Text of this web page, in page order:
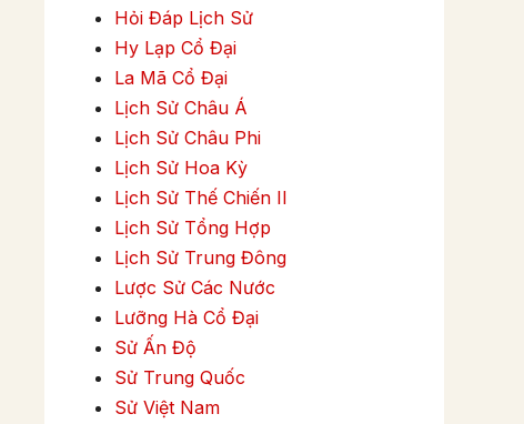
Hỏi Đáp Lịch Sử
Hy Lạp Cổ Đại
La Mã Cổ Đại
Lịch Sử Châu Á
Lịch Sử Châu Phi
Lịch Sử Hoa Kỳ
Lịch Sử Thế Chiến II
Lịch Sử Tổng Hợp
Lịch Sử Trung Đông
Lược Sử Các Nước
Lưỡng Hà Cổ Đại
Sử Ấn Độ
Sử Trung Quốc
Sử Việt Nam